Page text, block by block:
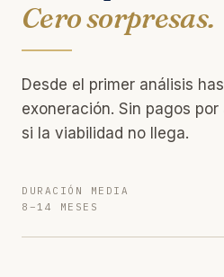
Cero sorpresas.
Desde el primer análisis
exoneración. Sin pagos
si la viabilidad no llega.
DURACIÓN MEDIA
8–14 MESES